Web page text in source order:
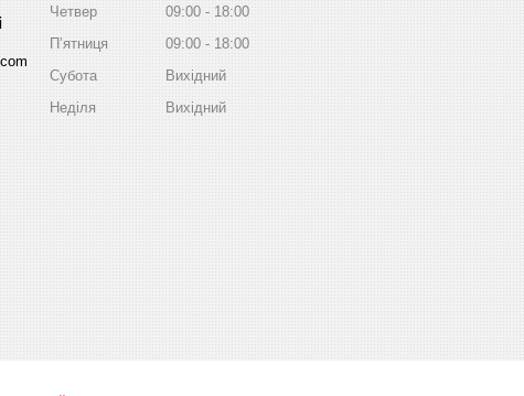
Четвер
09:00
18:00
Пʼятниця
09:00
18:00
Субота
Вихідний
Неділя
Вихідний